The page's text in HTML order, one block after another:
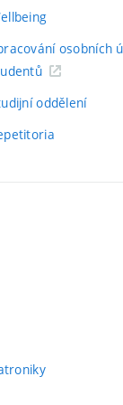
osobních
oddělení